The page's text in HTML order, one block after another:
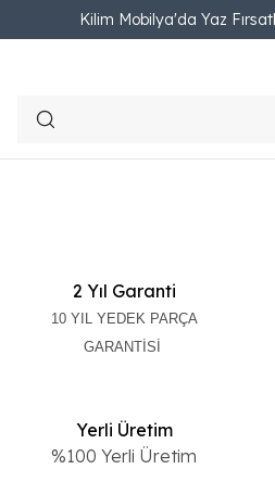
Kilim Mobilya'da Yaz
2 Yıl Garanti
10 YIL YEDEK PARÇA
GARANTİSİ
Yerli Üretim
%100 Yerli Üretim